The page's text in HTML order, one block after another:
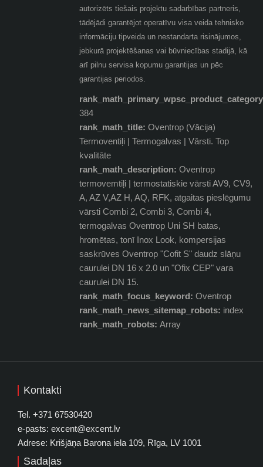
autorizēts tiešais projektu sadarbības partneris,
tādējādi garantējot operatīvu visa veida tehnisko
informāciju tipveida un nestandarta risinājumos,
jebkurā projektēšanas vai būvniecības stadijā, kā
arī pilnu servisa kopumu garantijas un pēc
garantijas periodos.
384
rank_math_title:Oventrop (Vācija)
Termoventiļi | Termogalvas | Vārsti. Top
kvalitāte
rank_math_description:Oventrop
termovemtiļi | termostatiskie vārsti AV9, CV9,
A, AZ V,AZ H, AQ, RFK, atgaitas pieslēgumu
vārsti Combi 2, Combi 3, Combi 4,
termogalvas Oventrop Uni SH batas,
hromētas, tonī Inox Look, kompersijas
saskrūves Oventrop "Cofit S" daudz slāņu
caurulei DN 16 x 2.0 un "Ofix CEP" vara
caurulei DN 15.
rank_math_focus_keyword:Oventrop
rank_math_news_sitemap_robots: index
rank_math_robots:Array
Kontakti
Tel. +371 67530420
e-pasts: excent@excent.lv
Adrese: Krišjāņa Barona iela 109, Rīga, LV 1001
Sadaļas